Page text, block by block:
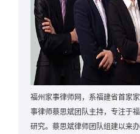
福州家事律师网，系福建省首家
事律师蔡思斌团队主持，专注于
研究。蔡思斌律师团队组建以来